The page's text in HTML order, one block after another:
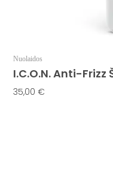
Nuolaidos
I.C.O.N. Anti-
35,00€